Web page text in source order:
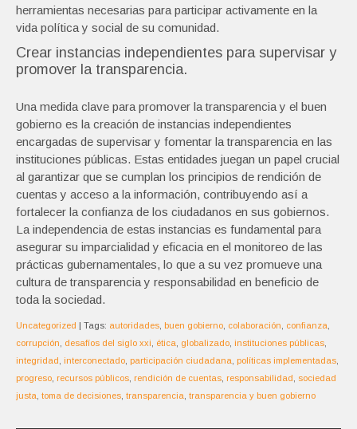
herramientas necesarias para participar activamente en la
vida política y social de su comunidad.
Crear instancias independientes para supervisar y
promover la transparencia.
Una medida clave para promover la transparencia y el buen
gobierno es la creación de instancias independientes
encargadas de supervisar y fomentar la transparencia en las
instituciones públicas. Estas entidades juegan un papel crucial
al garantizar que se cumplan los principios de rendición de
cuentas y acceso a la información, contribuyendo así a
fortalecer la confianza de los ciudadanos en sus gobiernos.
La independencia de estas instancias es fundamental para
asegurar su imparcialidad y eficacia en el monitoreo de las
prácticas gubernamentales, lo que a su vez promueve una
cultura de transparencia y responsabilidad en beneficio de
toda la sociedad.
Uncategorized | Tags: autoridades buen gobierno colaboración confianza
corrupción
desafíos del siglo xxi ética globalizado instituciones públicas
integridad
interconectado participación ciudadana políticas implementadas
progreso recursos públicos rendición de cuentas responsabilidad
sociedad
justa toma de decisiones transparencia transparencia y buen gobierno